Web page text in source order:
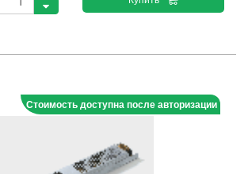
Стоимость доступна после авторизации